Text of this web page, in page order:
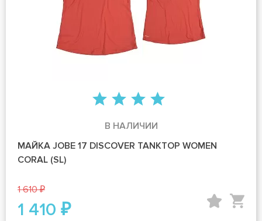
В НАЛИЧИИ
МАЙКА JOBE 17 DISCOVER TANKTOP WOMEN
CORAL (SL)
1 610 ₽
1 410 ₽